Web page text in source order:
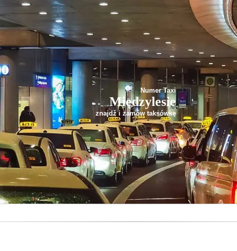
Numer Taxi
Międzylesie
znajdź i zamów taksówkę